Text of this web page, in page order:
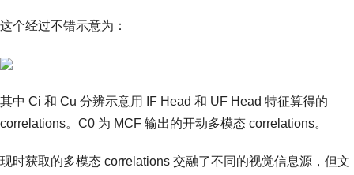
这个经过不错示意为：
其中 Ci 和 Cu 分辨示意用 IF Head 和 UF Head 特征算得的
correlations。C0 为 MCF 输出的开动多模态 correlations。
现时获取的多模态 correlations 交融了不同的视觉信息源，但文